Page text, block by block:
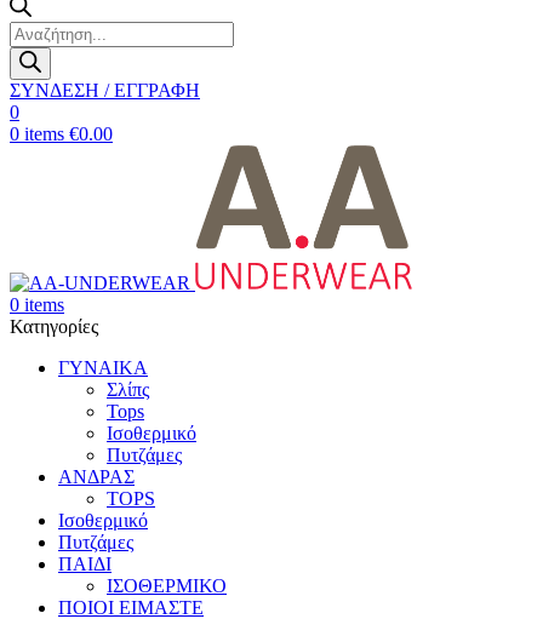
Products
search
ΣΥΝΔΕΣΗ / ΕΓΓΡΑΦΗ
0
0 items €0.00
0 items
Κατηγορίες
ΓΥΝΑΙΚΑ
Σλίπς
Tops
Ισοθερμικό
Πυτζάμες
ΑΝΔΡΑΣ
TOPS
Ισοθερμικό
Πυτζάμες
ΠΑΙΔΙ
ΙΣΟΘΕΡΜΙΚΟ
ΠΟΙΟΙ ΕΙΜΑΣΤΕ